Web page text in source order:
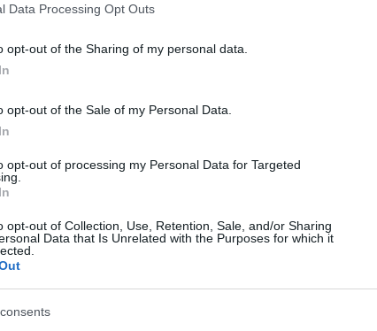
Data Processing Opt Outs
opt-out of the Sharing of my personal data.
opt-out of the Sale of my Personal Data.
opt-out of processing my Personal Data for Targeted
opt-out of Collection, Use, Retention, Sale, and/or Sharing
Data that Is Unrelated with the Purposes for which it
per gli utenti Android e si
Con oltre